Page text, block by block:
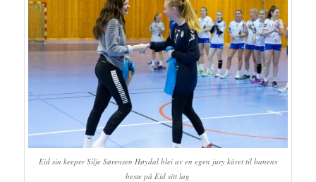
Eid sin keeper Silje Sørensen Høydal blei av en egen jury kåret til banens
beste på Eid sitt lag